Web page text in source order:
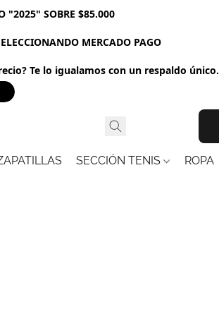
"2025" SOBRE $85.000
MERCADO PAGO
Te lo igualamos con un respaldo único.
SECCIÓN TENIS ROPA